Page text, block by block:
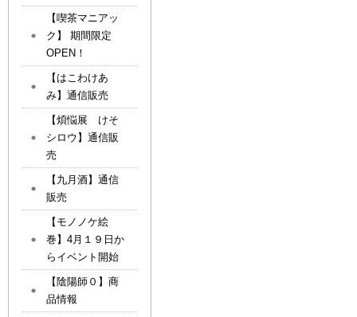
【喫茶マニアッ
ク】 期間限定
OPEN！
【はこわけあ
み】通信販売
【煩悩展 けそ
シロウ】通信販
売
【九月酒】通信
販売
【モノノケ絵
巻】4月１９日か
らイベント開始
【陰陽師０】商
品情報